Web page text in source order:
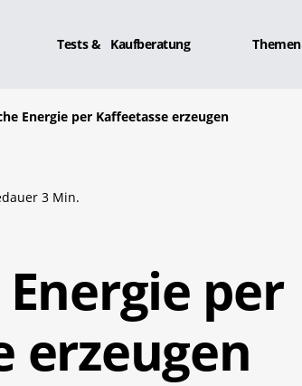
Tests & Kaufberatung Themen
Energie per Kaffeetasse erzeugen
3 Min.
per
erzeugen